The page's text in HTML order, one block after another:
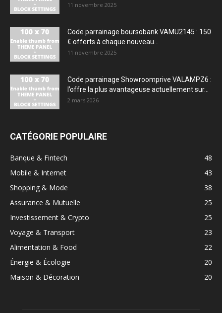
11 novembre 2025
Code parrainage boursobank VAMU2145 : 150
€ offerts à chaque nouveau...
11 novembre 2025
Code parrainage Showroomprive VALAMPZ6 :
l’offre la plus avantageuse actuellement sur...
2 mars 2026
CATÉGORIE POPULAIRE
Banque & Fintech
48
Mobile & Internet
43
Shopping & Mode
38
Assurance & Mutuelle
25
Investissement & Crypto
25
Voyage & Transport
23
Alimentation & Food
22
Énergie & Écologie
20
Maison & Décoration
20